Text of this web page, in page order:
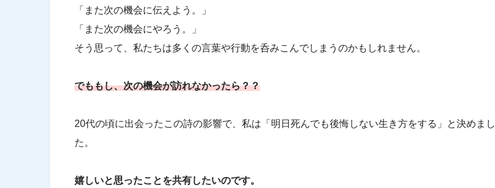
「また次の機会に伝えよう。」
「また次の機会にやろう。」
そう思って、私たちは多くの言葉や行動を呑みこんでしまうのかもしれません。
でももし、次の機会が訪れなかったら？？
20代の頃に出会ったこの詩の影響で、私は「明日死んでも後悔しない生き方をする」と決めまし
た。
嬉しいと思ったことを共有したいのです。